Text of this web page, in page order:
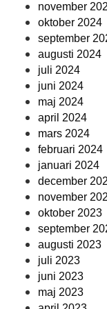
november
oktober 2024
september
augusti 2024
juli 2024
juni 2024
maj 2024
april 2024
mars 2024
februari 2024
januari 2024
december
november
oktober 2023
september
augusti 2023
juli 2023
juni 2023
maj 2023